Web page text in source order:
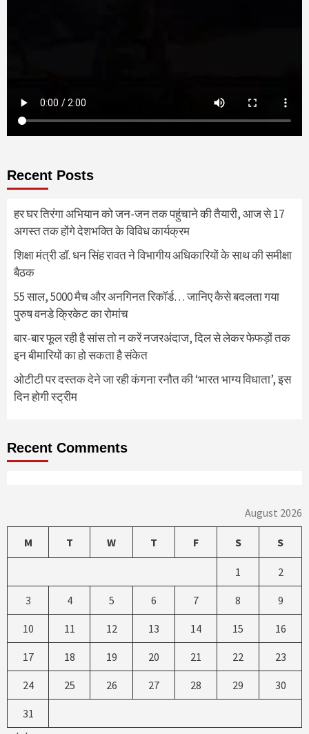
Recent Posts
हर घर तिरंगा अभियान को जन-जन तक पहुंचाने की तैयारी, आज से 17
अगस्त तक होंगे देशभक्ति के विविध कार्यक्रम
शिक्षा मंत्री डॉ. धन सिंह रावत ने विभागीय अधिकारियों के साथ की समीक्षा
बैठक
55 साल, 5000 मैच और अनगिनत रिकॉर्ड… जानिए कैसे बदलता गया
पुरुष वनडे क्रिकेट का रोमांच
बार-बार फूल रही है सांस तो न करें नजरअंदाज, दिल से लेकर फेफड़ों तक
इन बीमारियों का हो सकता है संकेत
ओटीटी पर दस्तक देने जा रही कंगना रनौत की ‘भारत भाग्य विधाता’, इस
दिन होगी स्ट्रीम
Recent Comments
August 2026
M T W T F S S
1 2
3 4 5 6 7 8 9
10 11 12 13 14 15 16
17 18 19 20 21 22 23
24 25 26 27 28 29 30
31